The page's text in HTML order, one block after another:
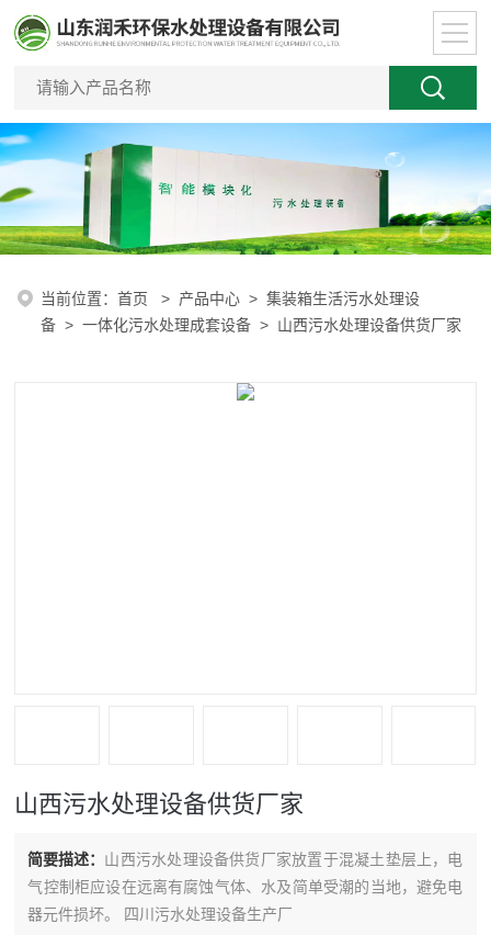
当前位置：首页 > 产品中心 >集装箱生活污水处理设
备 >一体化污水处理成套设备 > 山西污水处理设备供货厂家
山西污水处理设备供货厂家
简要描述： 山西污水处理设备供货厂家放置于混凝土垫层上，电
气控制柜应设在远离有腐蚀气体、水及简单受潮的当地，避免电
器元件损坏。 四川污水处理设备生产厂